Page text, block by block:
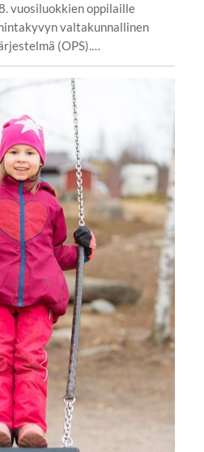
vuosiluokkien oppilaille
valtakunnallinen
(OPS).…